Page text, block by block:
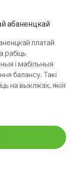
абаненцкай
платай
і мабільныя
балансу. Такі
на выкліках, якія